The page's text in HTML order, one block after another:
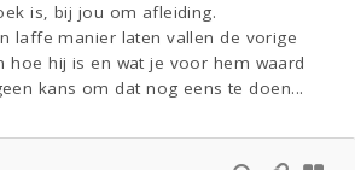
is, bij jou om afleiding.
laffe manier laten vallen de vorige
hoe hij is en wat je voor hem waard
kans om dat nog eens te doen...